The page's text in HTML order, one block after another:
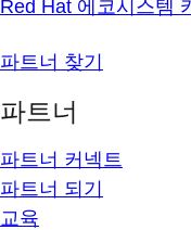
Red Hat 에코시스템
파트너 찾기
파트너
파트너 커넥트
파트너 되기
교육